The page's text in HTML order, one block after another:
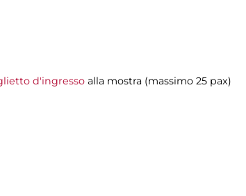
d'ingresso alla mostra (massimo 25 pax)